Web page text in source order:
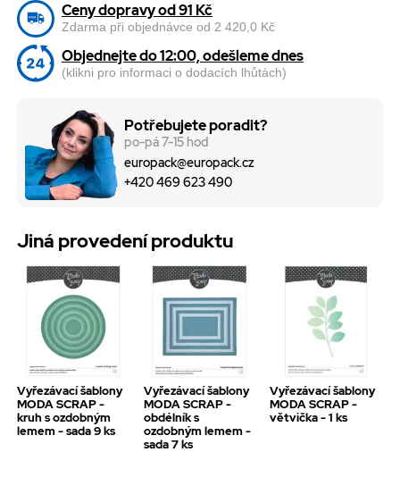
Ceny dopravy od 91 Kč
Zdarma při objednávce od 2 420,0 Kč
Objednejte do 12:00, odešleme dnes
(klikni pro informaci o dodacích lhůtách)
Potřebujete poradit?
po-pá 7-15 hod
europack@europack.cz
+420 469 623 490
Jiná provedení produktu
Vyřezávací šablony
MODA SCRAP -
kruh s ozdobným
lemem - sada 9 ks
Vyřezávací šablony
MODA SCRAP -
obdélník s
ozdobným lemem -
sada 7 ks
Vyřezávací šablony
MODA SCRAP -
větvička - 1 ks